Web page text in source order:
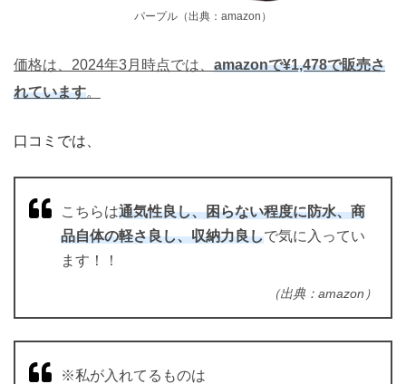
パープル（出典：amazon）
価格は、2024年3月時点では、 amazonで¥1,478で販売さ
れています。
口コミでは、
こちらは通気性良し、困らない程度に防水、商
品自体の軽さ良し、収納力良しで気に入ってい
ます！！
（出典：amazon）
※私が入れてるものは